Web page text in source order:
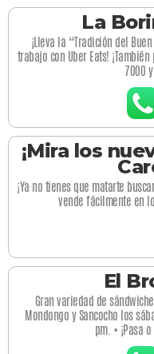
La
¡Lleva la “Tradición del
trabajo con Uber Eats!
7000
¡Mira los
¡Ya no tienes que matarte
vende fácilmente en
El
Gran variedad de
Mondongo y Sancocho los
pm. • ¡Pasa